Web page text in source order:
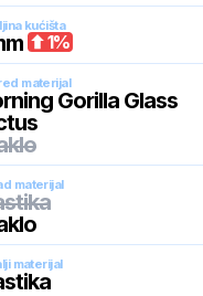
kućišta
1%
materijal
Gorilla Glass
materijal
materijal